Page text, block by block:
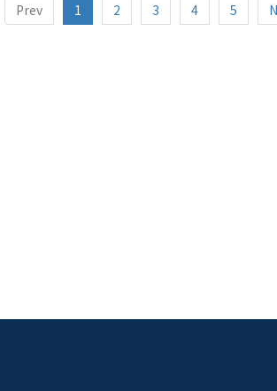
Prev 1 2 3 4 5